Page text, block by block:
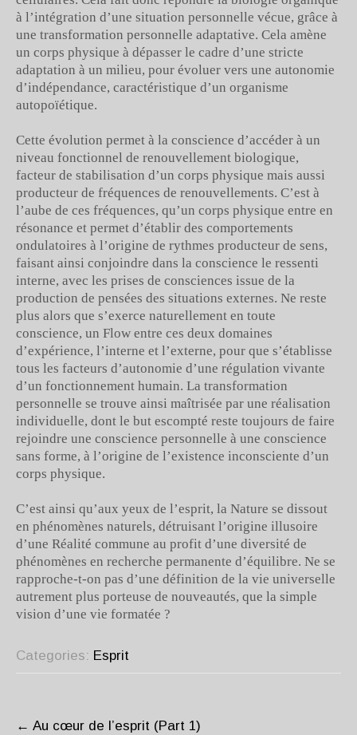
à l’intégration d’une situation personnelle vécue, grâce à
une transformation personnelle adaptative. Cela amène
un corps physique à dépasser le cadre d’une stricte
adaptation à un milieu, pour évoluer vers une autonomie
d’indépendance, caractéristique d’un organisme
autopoïétique.
Cette évolution permet à la conscience d’accéder à un
niveau fonctionnel de renouvellement biologique,
facteur de stabilisation d’un corps physique mais aussi
producteur de fréquences de renouvellements. C’est à
l’aube de ces fréquences, qu’un corps physique entre en
résonance et permet d’établir des comportements
ondulatoires à l’origine de rythmes producteur de sens,
faisant ainsi conjoindre dans la conscience le ressenti
interne, avec les prises de consciences issue de la
production de pensées des situations externes. Ne reste
plus alors que s’exerce naturellement en toute
conscience, un Flow entre ces deux domaines
d’expérience, l’interne et l’externe, pour que s’établisse
tous les facteurs d’autonomie d’une régulation vivante
d’un fonctionnement humain. La transformation
personnelle se trouve ainsi maîtrisée par une réalisation
individuelle, dont le but escompté reste toujours de faire
rejoindre une conscience personnelle à une conscience
sans forme, à l’origine de l’existence inconsciente d’un
corps physique.
C’est ainsi qu’aux yeux de l’esprit, la Nature se dissout
en phénomènes naturels, détruisant l’origine illusoire
d’une Réalité commune au profit d’une diversité de
phénomènes en recherche permanente d’équilibre. Ne se
rapproche-t-on pas d’une définition de la vie universelle
autrement plus porteuse de nouveautés, que la simple
vision d’une vie formatée ?
Categories: Esprit
NAVIGATION
← Au cœur de l’esprit (Part 1)